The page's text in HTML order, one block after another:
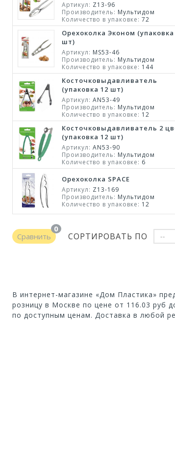
Артикул: Z13-96
Производитель: Мультидом
Количество в упаковке: 72
Орехоколка Эконом (упаковка
шт)
Артикул: MS53-46
Производитель: Мультидом
Количество в упаковке: 144
Косточковыдавливатель
(упаковка 12 шт)
Артикул: AN53-49
Производитель: Мультидом
Количество в упаковке: 12
Косточковыдавливатель 2
(упаковка 12 шт)
Артикул: AN53-90
Производитель: Мультидом
Количество в упаковке: 6
Орехоколка SPACE
Артикул: Z13-169
Производитель: Мультидом
Количество в упаковке: 12
Сравнить
0
СОРТИРОВАТЬ ПО --
В интернет-магазине «Дом Пластика»
розницу в Москве по цене от 116.03 руб
по доступным ценам. Доставка в любой